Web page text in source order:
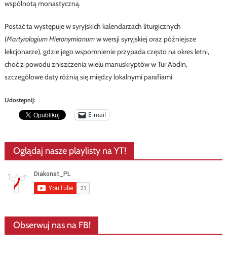
wspólnotą monastyczną.
Postać ta występuje w syryjskich kalendarzach liturgicznych
(Martyrologium Hieronymianumw wersji syryjskiej oraz późniejsze
lekcjonarze), gdzie jego wspomnienie przypada często na okres letni,
choć z powodu zniszczenia wielu manuskryptów w Tur Abdin,
szczegółowe daty różnią się między lokalnymi parafiami
Udostępnij:
E-mail
Oglądaj nasze playlisty na YT!
Obserwuj nas na FB!